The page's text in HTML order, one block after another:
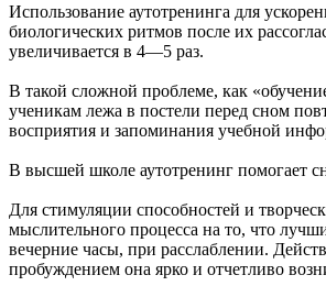
Использование аутотренинга для
биологических ритмов после их
увеличивается в 4—5 раз.
В такой сложной проблеме, как
ученикам лежа в постели перед сном
восприятия и запоминания учебной
В высшей школе аутотренинг помогает
Для стимуляции способностей и
мыслительного процесса на то, что
вечерние часы, при расслаблении.
пробуждением она ярко и отчетливо